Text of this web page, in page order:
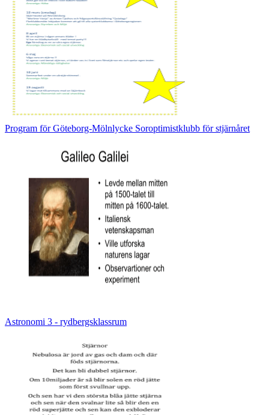
Program för Göteborg-Mölnlycke Soroptimistklubb för stjärnåret
Astronomi 3 - rydbergsklassrum